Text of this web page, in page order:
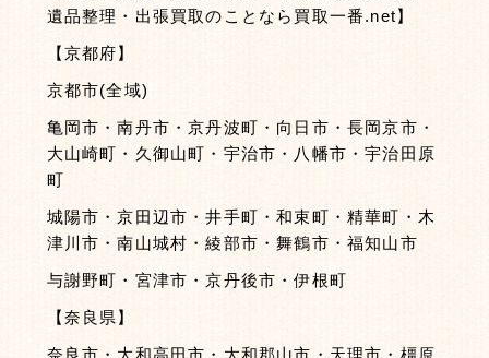
遺品整理・出張買取のことなら買取一番.net】
【京都府】
京都市(全域)
亀岡市・南丹市・京丹波町・向日市・長岡京市・
大山崎町・久御山町・宇治市・八幡市・宇治田原
町
城陽市・京田辺市・井手町・和束町・精華町・木
津川市・南山城村・綾部市・舞鶴市・福知山市
与謝野町・宮津市・京丹後市・伊根町
【奈良県】
奈良市・大和高田市・大和郡山市・天理市・橿原